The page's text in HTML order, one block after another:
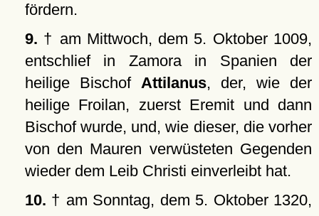
fördern.
9. † am Mittwoch, dem 5. Oktober 1009,
entschlief in Zamora in Spanien der
heilige Bischof Attilanus, der, wie der
heilige Froilan, zuerst Eremit und dann
Bischof wurde, und, wie dieser, die vorher
von den Mauren verwüsteten Gegenden
wieder dem Leib Christi einverleibt hat.
10. † am Sonntag, dem 5. Oktober 1320,